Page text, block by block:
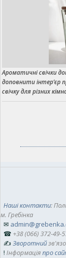
Ароматичні свічки
доповнити інтер’єр
свічку для різних
Наші контакти:
м. Гребінка
✉
☎ +38 (066) 372-49-
✍ Зворотний
! Інформаціяпро